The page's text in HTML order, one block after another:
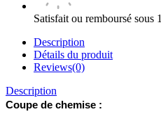
Satisfait ou remboursé sous
Description
Détails du produit
Reviews(0)
Description
Coupe de chemise :